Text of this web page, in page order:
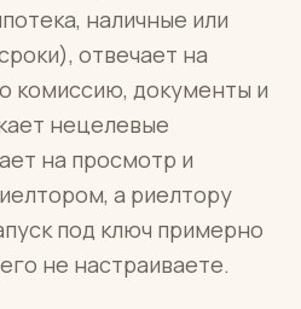
наличные или
отвечает на
комиссию, документы и
нецелевые
на просмотр и
а риелтору
под ключ примерно
не настраиваете.